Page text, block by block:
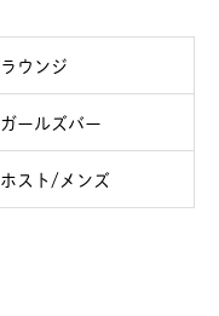
ラウンジ
ガールズバー
ホスト/メンズ